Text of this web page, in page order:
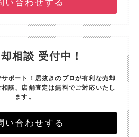
い合わせする
相談 受付中！
ポート！ 居抜きのプロが有利な売却
相談、店舗査定は無料でご対応いたし
ます。
い合わせする